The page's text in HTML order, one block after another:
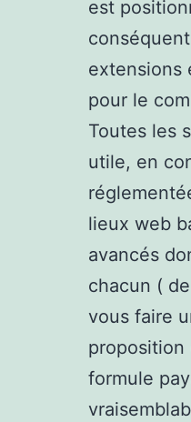
est
extensions
pour le
Toutes les
utile, en
lieux web
avancés
chacun (
vous faire
proposition
formule